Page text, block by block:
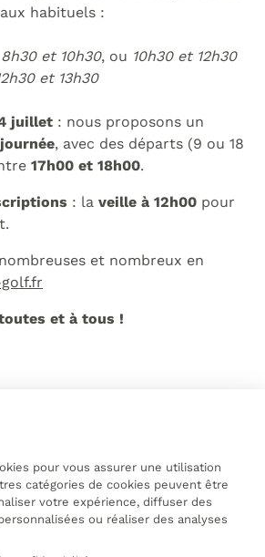
habituels :
8h30 et 10h30, ou 10h30 et 12h30
et 13h30
juillet : nous proposons un
, avec des départs (9 ou 18
17h00 et 18h00.
: laveille à 12h00 pour
et nombreux en
et à tous !
de
19 MAI 2026
Retour en image de